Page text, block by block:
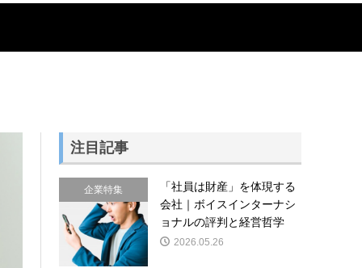
注目記事
企業特集
「社員は財産」を体現する
会社｜ボイスインターナシ
ョナルの評判と経営哲学
2026.05.26